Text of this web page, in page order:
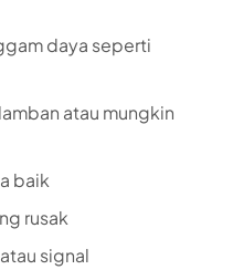
daya seperti
atau mungkin
baik
rusak
signal